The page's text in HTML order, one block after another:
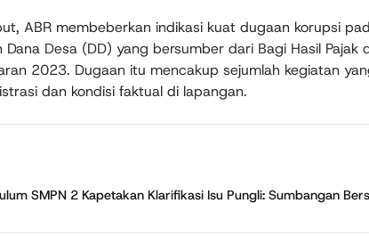
ABR membeberkan indikasi kuat dugaan korupsi
Dana Desa (DD) yang bersumber dari Bagi Hasil Pajak
2023. Dugaan itu mencakup sejumlah kegiatan
dan kondisi faktual di lapangan.
SMPN 2 Kapetakan Klarifikasi Isu Pungli: Sumbangan